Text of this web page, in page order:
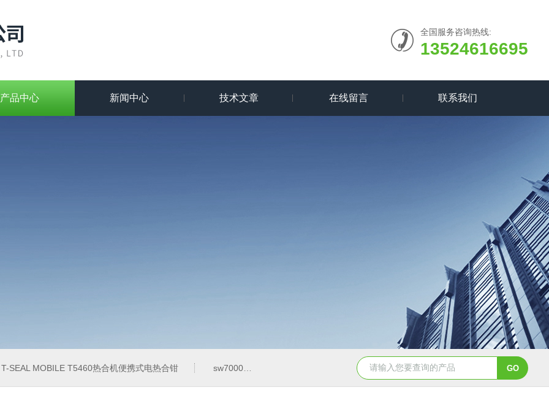
全国服务咨询热线:
13524616695
产品中心 新闻中心 技术文章 在线留言 联系我们
T-SEAL MOBILE T5460热合机便携式电热合钳 sw7000医用眼科索维角膜内皮细胞计 NHZ-06诺和振动排痰机厂家直销